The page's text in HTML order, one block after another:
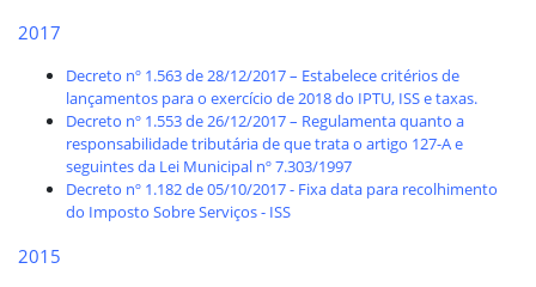
2017
Decreto nº 1.563 de 28/12/2017 – Estabelece critérios de
lançamentos para o exercício de 2018 do IPTU, ISS e taxas.
Decreto nº 1.553 de 26/12/2017 – Regulamenta quanto a
responsabilidade tributária de que trata o artigo 127-A e
seguintes da Lei Municipal nº 7.303/1997
Decreto nº 1.182 de 05/10/2017 - Fixa data para recolhimento
do Imposto Sobre Serviços - ISS
2015